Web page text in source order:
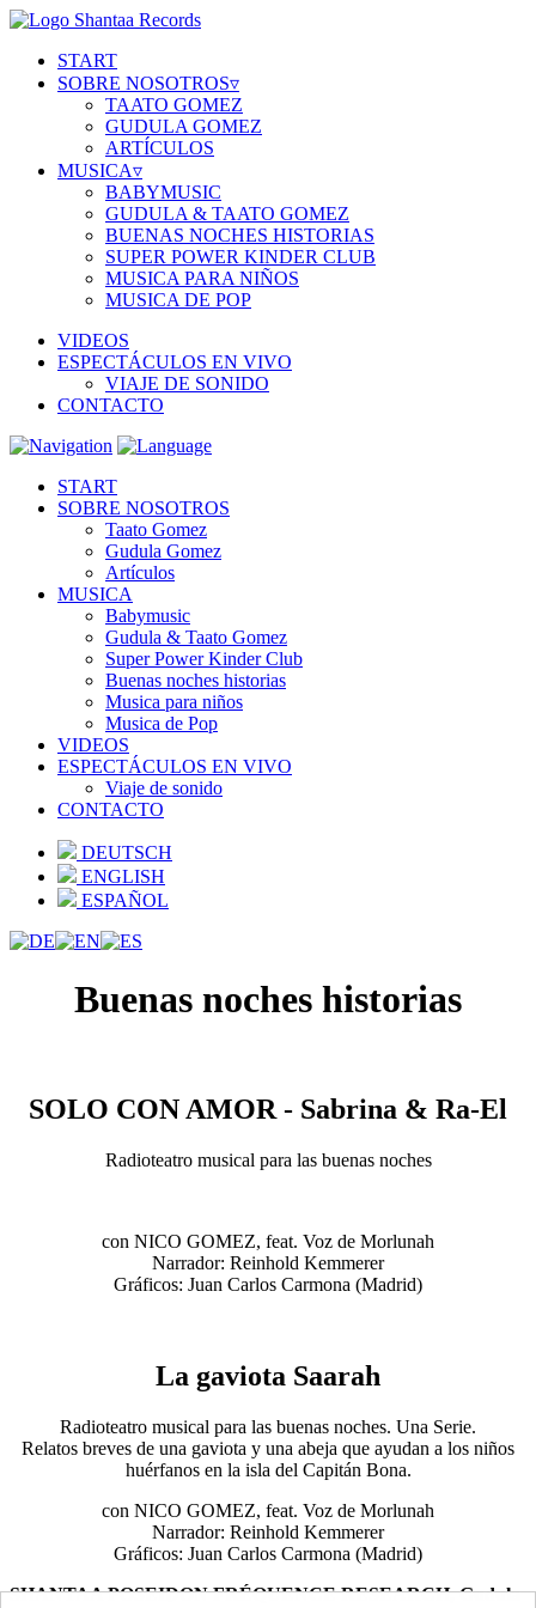
START
SOBRE NOSOTROS▿
TAATO GOMEZ
GUDULA GOMEZ
ARTÍCULOS
MUSICA▿
BABYMUSIC
GUDULA & TAATO GOMEZ
BUENAS NOCHES HISTORIAS
SUPER POWER KINDER CLUB
MUSICA PARA NIÑOS
MUSICA DE POP
VIDEOS
ESPECTÁCULOS EN VIVO
VIAJE DE SONIDO
CONTACTO
START
SOBRE NOSOTROS
Taato Gomez
Gudula Gomez
Artículos
MUSICA
Babymusic
Gudula & Taato Gomez
Super Power Kinder Club
Buenas noches historias
Musica para niños
Musica de Pop
VIDEOS
ESPECTÁCULOS EN VIVO
Viaje de sonido
CONTACTO
DEUTSCH
ENGLISH
ESPAÑOL
Buenas noches historias
SOLO CON AMOR - Sabrina & Ra-El
Radioteatro musical para las buenas noches
con NICO GOMEZ, feat. Voz de Morlunah
Narrador: Reinhold Kemmerer
Gráficos: Juan Carlos Carmona (Madrid)
La gaviota Saarah
Radioteatro musical para las buenas noches. Una Serie.
Relatos breves de una gaviota y una abeja que ayudan a los niños
huérfanos en la isla del Capitán Bona.
con NICO GOMEZ, feat. Voz de Morlunah
Narrador: Reinhold Kemmerer
Gráficos: Juan Carlos Carmona (Madrid)
SHANTAA POSEIDON FRÉQUENCE RESEARCH, Gudula